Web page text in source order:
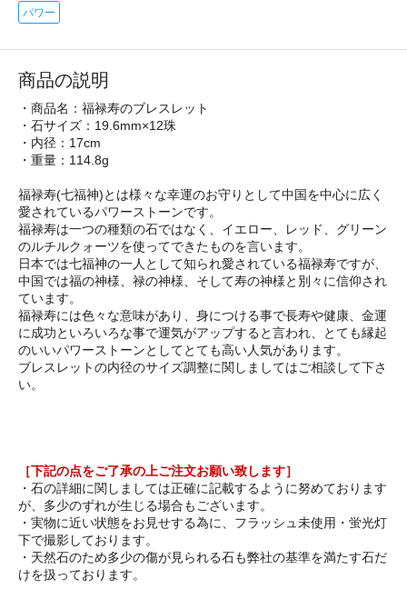
パワー
商品の説明
・商品名：福禄寿のブレスレット
・石サイズ：19.6mm×12珠
・内径：17cm
・重量：114.8g
福禄寿(七福神)とは様々な幸運のお守りとして中国を中心に広く
愛されているパワーストーンです。
福禄寿は一つの種類の石ではなく、イエロー、レッド、グリーン
のルチルクォーツを使ってできたものを言います。
日本では七福神の一人として知られ愛されている福禄寿ですが、
中国では福の神様、禄の神様、そして寿の神様と別々に信仰され
ています。
福禄寿には色々な意味があり、身につける事で長寿や健康、金運
に成功といろいろな事で運気がアップすると言われ、とても縁起
のいいパワーストーンとしてとても高い人気があります。
ブレスレットの内径のサイズ調整に関しましてはご相談して下さ
い。
［下記の点をご了承の上ご注文お願い致します］
・石の詳細に関しましては正確に記載するように努めております
が、多少のずれが生じる場合もございます。
・実物に近い状態をお見せする為に、フラッシュ未使用・蛍光灯
下で撮影しております。
・天然石のため多少の傷が見られる石も弊社の基準を満たす石だ
けを扱っております。